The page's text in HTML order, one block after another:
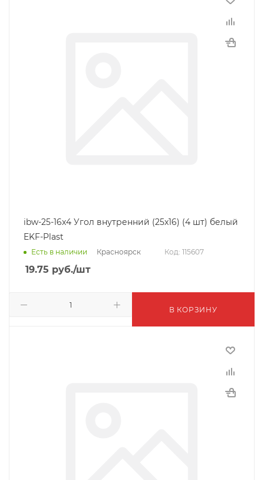
ibw-25-16x4 Угол внутренний (25x16) (4 шт) белый
EKF-Plast
Есть в наличии Красноярск Код: 115607
19.75 руб./шт
В КОРЗИНУ